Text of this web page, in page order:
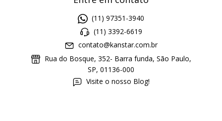
(11) 97351-3940
(11) 3392-6619
contato@kanstar.com.br
Rua do Bosque, 352- Barra funda, São Paulo,
SP, 01136-000
Visite o nosso Blog!